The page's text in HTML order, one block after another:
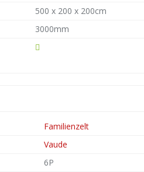
500 x 200 x 200cm
3000mm
Familienzelt
Vaude
6P